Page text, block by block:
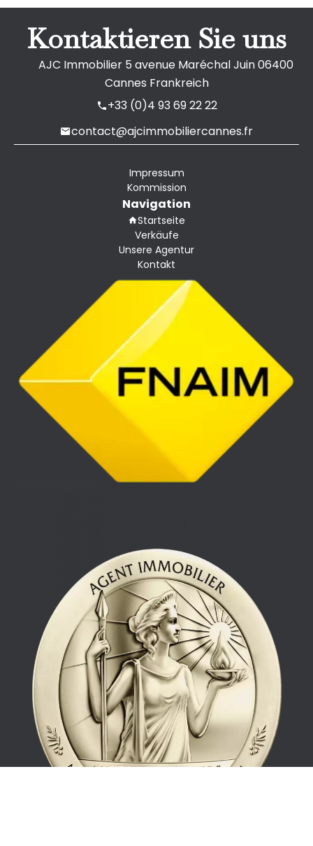
Kontaktieren Sie uns
AJC Immobilier5 avenue Maréchal Juin06400
Cannes Frankreich
+33 (0)4 93 69 22 22
contact@ajcimmobiliercannes.fr
Impressum
Kommission
Navigation
Startseite
Verkäufe
Unsere Agentur
Kontakt